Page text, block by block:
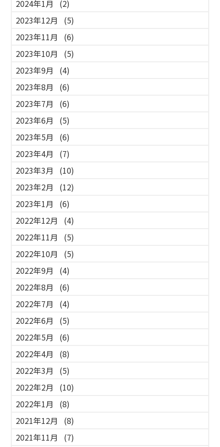
2024年1月
(2)
2023年12月
(5)
2023年11月
(6)
2023年10月
(5)
2023年9月
(4)
2023年8月
(6)
2023年7月
(6)
2023年6月
(5)
2023年5月
(6)
2023年4月
(7)
2023年3月
(10)
2023年2月
(12)
2023年1月
(6)
2022年12月
(4)
2022年11月
(5)
2022年10月
(5)
2022年9月
(4)
2022年8月
(6)
2022年7月
(4)
2022年6月
(5)
2022年5月
(6)
2022年4月
(8)
2022年3月
(5)
2022年2月
(10)
2022年1月
(8)
2021年12月
(8)
2021年11月
(7)